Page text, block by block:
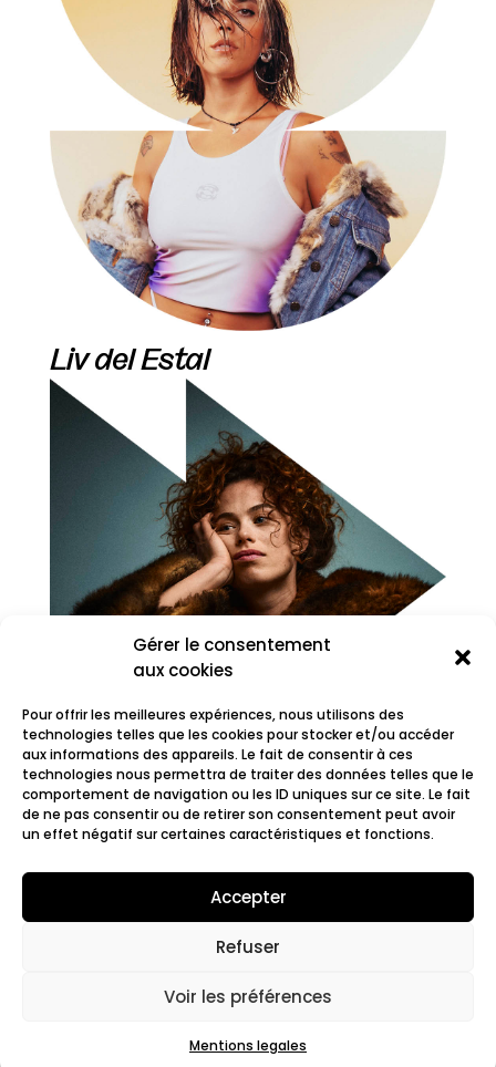
Gérer le consentement
aux cookies
Pour offrir les meilleures expériences, nous utilisons des
technologies telles que les cookies pour stocker et/ou accéder
aux informations des appareils. Le fait de consentir à ces
technologies nous permettra de traiter des données telles que le
comportement de navigation ou les ID uniques sur ce site. Le fait
de ne pas consentir ou de retirer son consentement peut avoir
un effet négatif sur certaines caractéristiques et fonctions.
Accepter
Refuser
Voir les préférences
Mentions legales
Liv del Estal
LIZE
Mentions légales. Cookies